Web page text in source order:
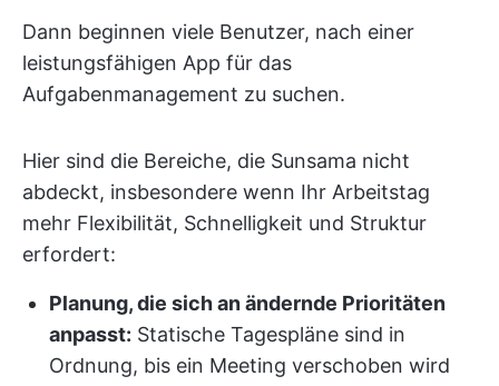
Dann beginnen viele Benutzer, nach einer
leistungsfähigen App für das
Aufgabenmanagement zu suchen.
Hier sind die Bereiche, die Sunsama nicht
abdeckt, insbesondere wenn Ihr Arbeitstag
mehr Flexibilität, Schnelligkeit und Struktur
erfordert:
Planung, die sich an ändernde Prioritäten
anpasst: Statische Tagespläne sind in
Ordnung, bis ein Meeting verschoben wird